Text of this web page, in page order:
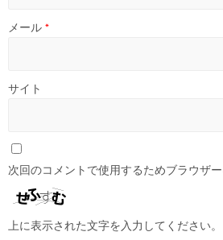
メール *
サイト
次回のコメントで使用するためブラウザ
上に表示された文字を入力してください。